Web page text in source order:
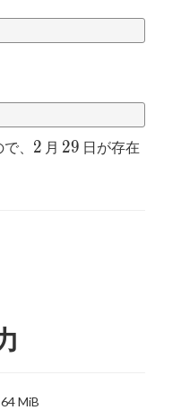
、 2
2 月 29
29 日が存在
MiB